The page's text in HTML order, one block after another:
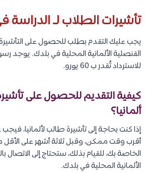
تأشيرات الطلاب لـ الدراسة
يجب عليك التقدم بطلب للحصول على
القنصلية الألمانية المحلية في بلدك. يوجد
للاسترداد تُقدر ب 60 يورو.
كيفية التقديم للحصول على
ألمانيا؟
إذا كنت بحاجة إلى تأشيرة طالب لألمانيا،
أقرب وقت ممكن، وقبل ثلاثة أشهر على الأقل
الخاصة بك، للقيام بذلك، ستحتاج إلى الاتصال
الألمانية المحلية في بلدك.